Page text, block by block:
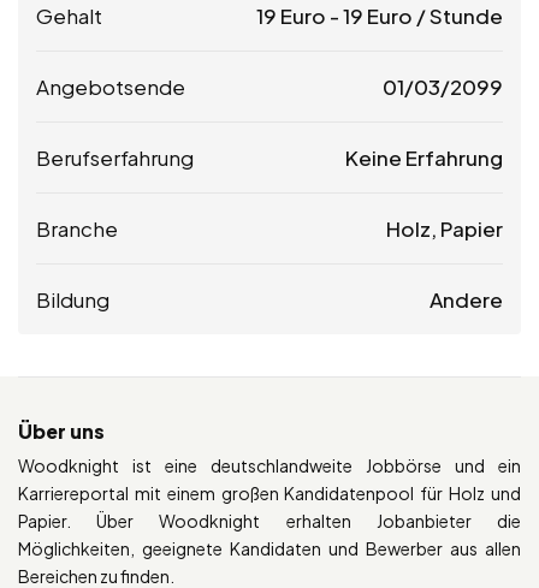
Gehalt 19 Euro -19 Euro / Stunde
Angebotsende 01/03/2099
Berufserfahrung Keine Erfahrung
Branche Holz, Papier
Bildung Andere
Über uns
Woodknight ist eine deutschlandweite Jobbörse und ein
Karriereportal mit einem großen Kandidatenpool für Holz und
Papier. Über Woodknight erhalten Jobanbieter die
Möglichkeiten, geeignete Kandidaten und Bewerber aus allen
Bereichen zu finden.